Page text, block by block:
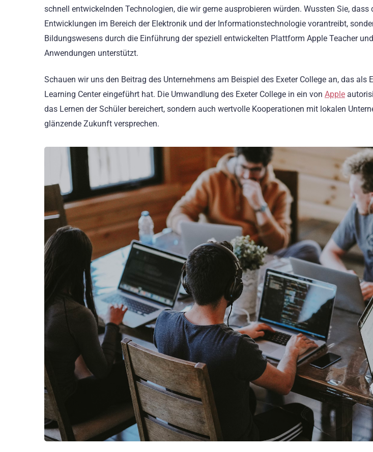
schnell entwickelnden Technologien, die wir gerne ausprobieren würden. Wussten Sie,
Entwicklungen im Bereich der Elektronik und der Informationstechnologie vorantreibt,
Bildungswesens durch die Einführung der speziell entwickelten Plattform Apple Teacher
Anwendungen unterstützt.
Schauen wir uns den Beitrag des Unternehmens am Beispiel des Exeter College an, das als
Learning Center eingeführt hat. Die Umwandlung des Exeter College in ein von Apple
das Lernen der Schüler bereichert, sondern auch wertvolle Kooperationen mit lokalen
glänzende Zukunft versprechen.